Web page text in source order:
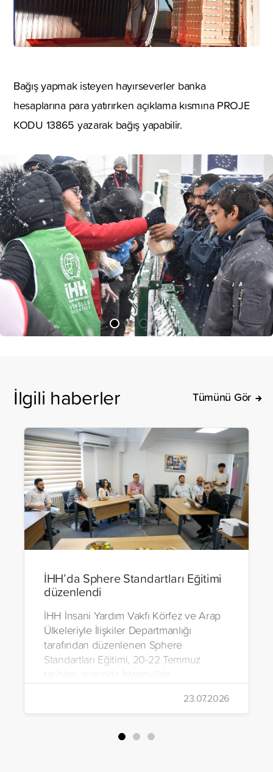
Bağış yapmak isteyen hayırseverler banka
hesaplarına para yatırırken açıklama kısmına PROJE
KODU 13865 yazarak bağış yapabilir.
İlgili haberler Tümünü Gör
İHH’da Sphere Standartları Eğitimi
düzenlendi
İHH İnsani Yardım Vakfı Körfez ve Arap
Ülkeleriyle İlişkiler Departmanlığı
tarafından düzenlenen Sphere
Standartları Eğitimi, 20-22 Temmuz
gerçekleştirildi.
23.07.2026